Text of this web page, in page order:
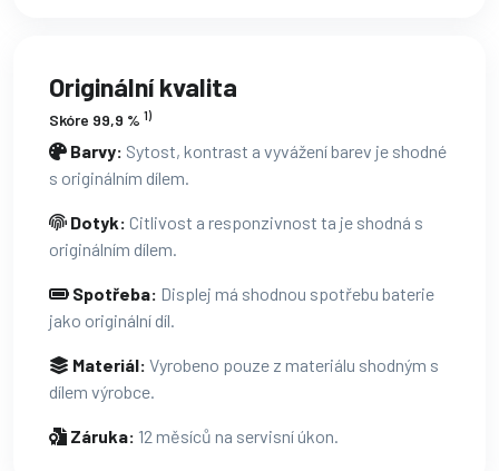
Originální kvalita
Skóre 99,9 % 1)
Barvy: Sytost, kontrast a vyvážení barev je shodné
s originálním dílem.
Dotyk: Citlivost a responzivnost ta je shodná s
originálním dílem.
Spotřeba: Displej má shodnou spotřebu baterie
jako originální díl.
Materiál: Vyrobeno pouze z materiálu shodným s
dílem výrobce.
Záruka: 12 měsíců na servisní úkon.